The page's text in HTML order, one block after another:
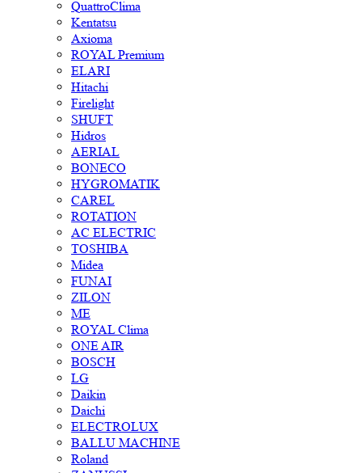
QuattroClima
Kentatsu
Axioma
ROYAL Premium
ELARI
Hitachi
Firelight
SHUFT
Hidros
AERIAL
BONECO
HYGROMATIK
CAREL
ROTATION
AC ELECTRIC
TOSHIBA
Midea
FUNAI
ZILON
ME
ROYAL Clima
ONE AIR
BOSCH
LG
Daikin
Daichi
ELECTROLUX
BALLU MACHINE
Roland